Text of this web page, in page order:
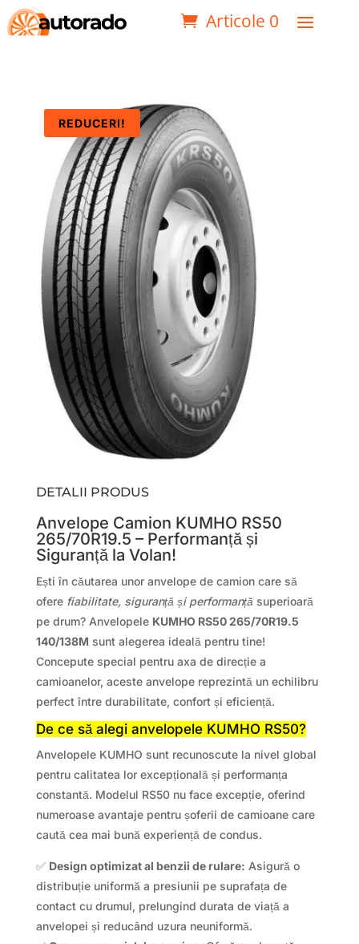
Articole 0
REDUCERI!
DETALII PRODUS
Anvelope Camion KUMHO RS50
265/70R19.5 – Performanță și
Siguranță la Volan!
Ești în căutarea unor anvelope de camion care să
ofere fiabilitate, siguranță și performanță superioară
pe drum? Anvelopele KUMHO RS50 265/70R19.5
140/138M sunt alegerea ideală pentru tine!
Concepute special pentru axa de direcție a
camioanelor, aceste anvelope reprezintă un echilibru
perfect între durabilitate, confort și eficiență.
De ce să alegi anvelopele KUMHO RS50?
Anvelopele KUMHO sunt recunoscute la nivel global
pentru calitatea lor excepțională și performanța
constantă. Modelul RS50 nu face excepție, oferind
numeroase avantaje pentru șoferii de camioane care
caută cea mai bună experiență de condus.
✅ Design optimizat al benzii de rulare: Asigură o
distribuție uniformă a presiunii pe suprafața de
contact cu drumul, prelungind durata de viață a
anvelopei și reducând uzura neuniformă.